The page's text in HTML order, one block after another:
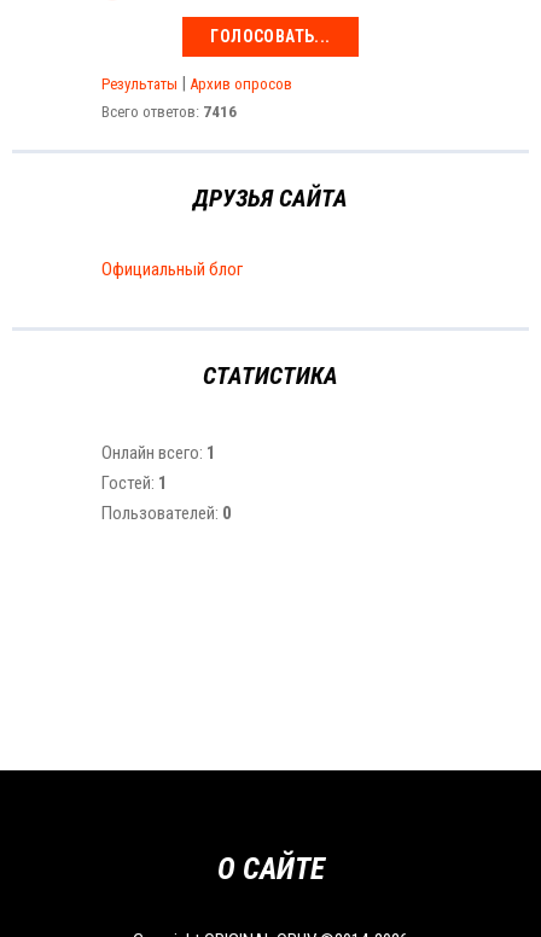
Результаты | Архив опросов
Всего ответов: 7416
ДРУЗЬЯ САЙТА
Официальный блог
СТАТИСТИКА
Онлайн всего: 1
Гостей: 1
Пользователей: 0
О САЙТЕ